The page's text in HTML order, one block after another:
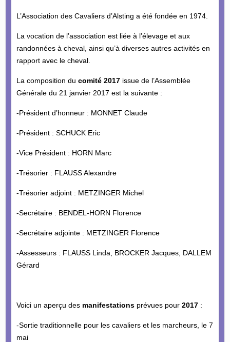
L’Association des Cavaliers d’Alsting a été fondée en 1974.
La vocation de l’association est liée à l’élevage et aux
randonnées à cheval, ainsi qu’à diverses autres activités en
rapport avec le cheval.
La composition du comité 2017issue de l’Assemblée
Générale du 21 janvier 2017 est la suivante :
-Président d’honneur : MONNET Claude
-Président : SCHUCK Eric
-Vice Président : HORN Marc
-Trésorier : FLAUSS Alexandre
-Trésorier adjoint : METZINGER Michel
-Secrétaire : BENDEL-HORN Florence
-Secrétaire adjointe : METZINGER Florence
-Assesseurs : FLAUSS Linda, BROCKER Jacques, DALLEM
Gérard
Voici un aperçu des manifestationsprévues pour 2017:
-Sortie traditionnelle pour les cavaliers et les marcheurs, le 7
mai